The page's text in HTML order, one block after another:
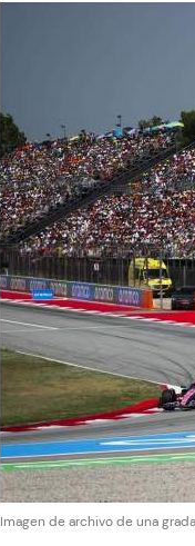
Imagen de archivo de una